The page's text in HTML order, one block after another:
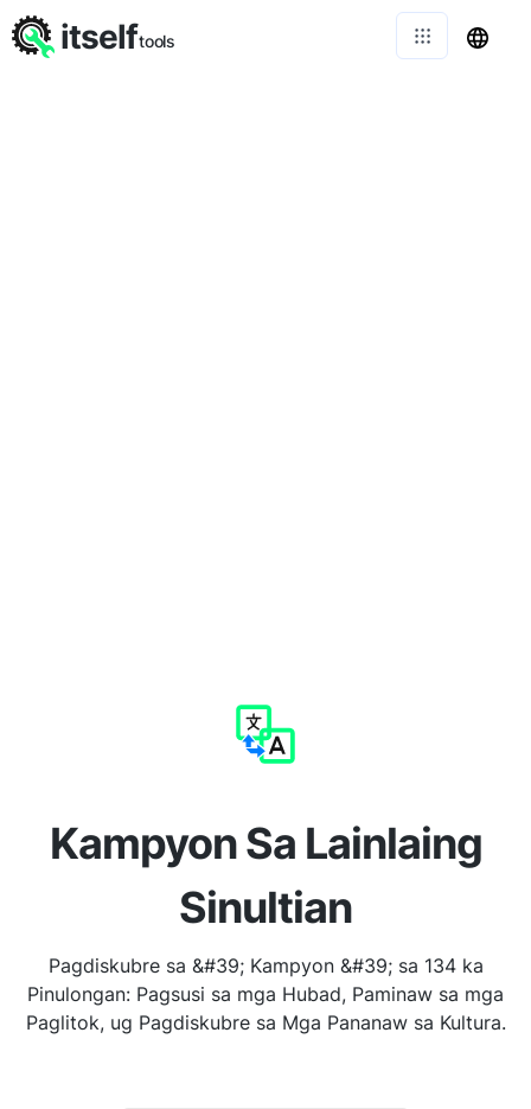
Kampyon Sa Lainlaing
Sinultian
Pagdiskubre sa &#39; Kampyon &#39; sa 134 ka
Pinulongan: Pagsusi sa mga Hubad, Paminaw sa mga
Paglitok, ug Pagdiskubre sa Mga Pananaw sa Kultura.
itselftools